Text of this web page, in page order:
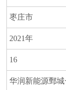
枣庄市
2021年
16
华润新能源鄄